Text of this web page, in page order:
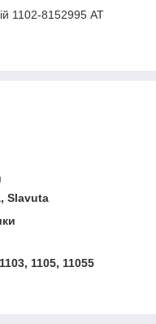
1102-8152995 AT
Slavuta
1105, 11055